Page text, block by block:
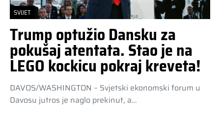
SVIJET
Trump optužio Dansku za
pokušaj atentata. Stao je na
LEGO kockicu pokraj kreveta!
DAVOS/WASHINGTON – Svjetski ekonomski forum u
Davosu jutros je naglo prekinut, a…